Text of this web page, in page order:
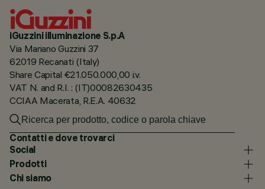
iGuzzini illuminazione S.p.A
Via Mariano Guzzini 37
62019 Recanati (Italy)
Share Capital €21.050.000,00 i.v.
VAT N. and R.I. : (IT)00082630435
CCIAA Macerata, R.E.A. 40632
Contatti e dove trovarci
Social
Prodotti
Chi siamo